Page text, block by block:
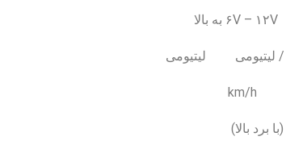
لیتیومی
برد بالا)